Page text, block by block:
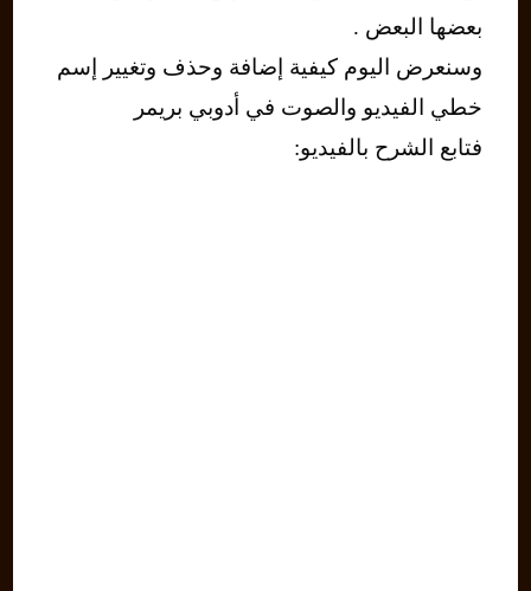
بعضها البعض .
وسنعرض اليوم كيفية إضافة وحذف وتغيير إسم
خطي الفيديو والصوت في أدوبي بريمر
فتابع الشرح بالفيديو: